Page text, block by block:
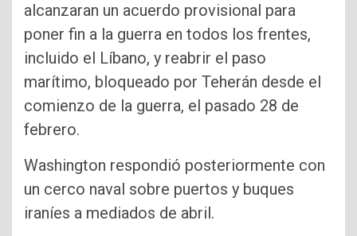
alcanzaran un acuerdo provisional para
poner fin a la guerra en todos los frentes,
incluido el Líbano, y reabrir el paso
marítimo, bloqueado por Teherán desde el
comienzo de la guerra, el pasado 28 de
febrero.
Washington respondió posteriormente con
un cerco naval sobre puertos y buques
iraníes a mediados de abril.